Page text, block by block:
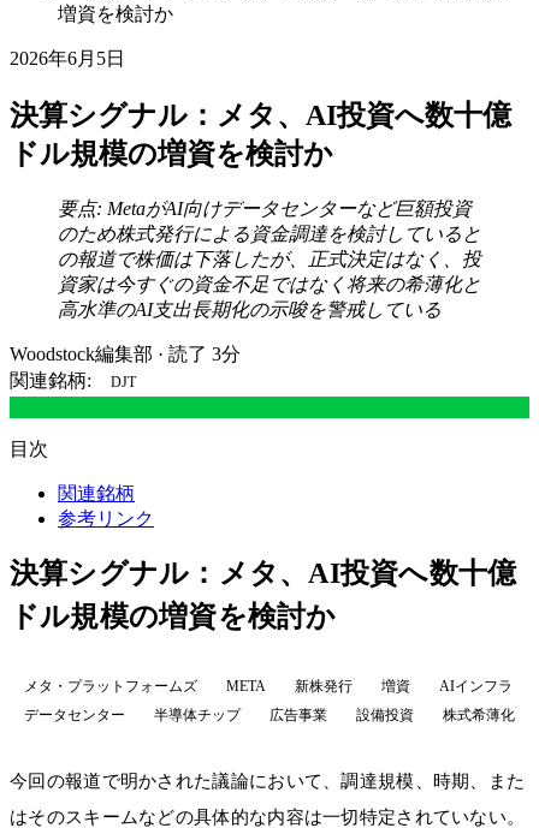
増資を検討か
2026年6月5日
決算シグナル：メタ、AI投資へ数十億
ドル規模の増資を検討か
要点: MetaがAI向けデータセンターなど巨額投資
のため株式発行による資金調達を検討していると
の報道で株価は下落したが、正式決定はなく、投
資家は今すぐの資金不足ではなく将来の希薄化と
高水準のAI支出長期化の示唆を警戒している
Woodstock編集部 · 読了 3分
関連銘柄:
DJT
目次
関連銘柄
参考リンク
決算シグナル：メタ、AI投資へ数十億
ドル規模の増資を検討か
メタ・プラットフォームズ META 新株発行 増資
AIインフラ
データセンター
半導体チップ 広告事業 設備投資 株式希薄化
今回の報道で明かされた議論において、調達規模、時期、また
はそのスキームなどの具体的な内容は一切特定されていない。